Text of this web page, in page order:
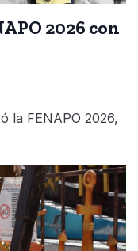
2026 con
la FENAPO 2026,